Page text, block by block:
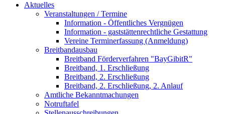
Aktuelles
Veranstaltungen / Termine
Information - Öffentliches Vergnügen
Information - gaststättenrechtliche Gestattung
Vereine Terminerfassung (Anmeldung)
Breitbandausbau
Breitband Förderverfahren "BayGibitR"
Breitband, 1. Erschließung
Breitband, 2. Erschließung
Breitband, 2. Erschließung, 2. Anlauf
Amtliche Bekanntmachungen
Notruftafel